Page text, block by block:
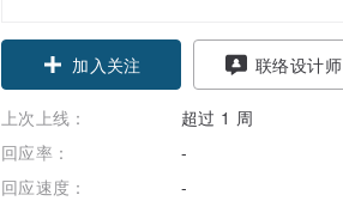
加入关注 联络设计师
上次上线：
超过 1 周
回应率：
-
回应速度：
-